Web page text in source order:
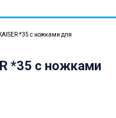
*35 с ножками для
*35 с ножками